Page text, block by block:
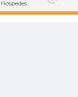
Hóspedes